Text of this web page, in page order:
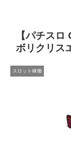
【パチス
ボリクリス
スロット稼働